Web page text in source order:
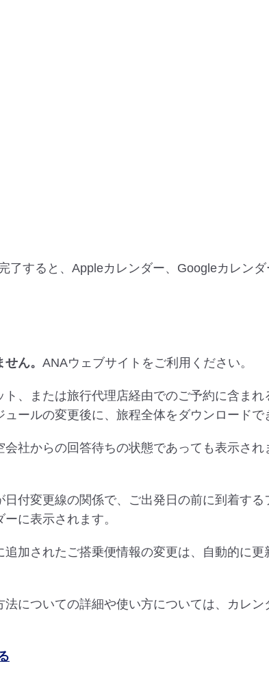
了すると、Appleカレンダー、Googleカレン
ん。 ANAウェブサイトをご利用ください。
、または旅行代理店経由でのご予約に含ま
ールの変更後に、旅程全体をダウンロード
社からの回答待ちの状態であっても表示さ
付変更線の関係で、ご出発日の前に到着す
に表示されます。
加されたご搭乗便情報の変更は、自動的に
についての詳細や使い方については、カレ